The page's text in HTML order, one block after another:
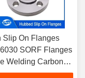
Slip On Flanges
SORF Flanges
Welding Carbon
PN 16 cho